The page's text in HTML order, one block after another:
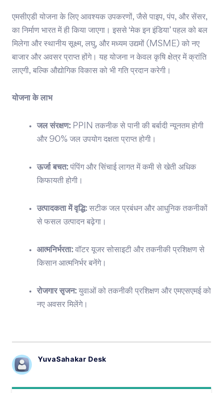
एमसीएडी योजना के लिए आवश्यक उपकरणों, जैसे पाइप, पंप, और सेंसर,
का निर्माण भारत में ही किया जाएगा। इससे ‘मेक इन इंडिया’ पहल को बल
मिलेगा और स्थानीय सूक्ष्म, लघु, और मध्यम उद्यमों (MSME) को नए
बाजार और अवसर प्राप्त होंगे। यह योजना न केवल कृषि क्षेत्र में क्रांति
लाएगी, बल्कि औद्योगिक विकास को भी गति प्रदान करेगी।
योजना के लाभ
जल संरक्षण: PPIN तकनीक से पानी की बर्बादी न्यूनतम होगी
और 90% जल उपयोग दक्षता प्राप्त होगी।
ऊर्जा बचत: पंपिंग और सिंचाई लागत में कमी से खेती अधिक
किफायती होगी।
उत्पादकता में वृद्धि: सटीक जल प्रबंधन और आधुनिक तकनीकों
से फसल उत्पादन बढ़ेगा।
आत्मनिर्भरता: वॉटर यूजर सोसाइटी और तकनीकी प्रशिक्षण से
किसान आत्मनिर्भर बनेंगे।
रोजगार सृजन: युवाओं को तकनीकी प्रशिक्षण और एमएसएमई को
नए अवसर मिलेंगे।
YuvaSahakar Desk